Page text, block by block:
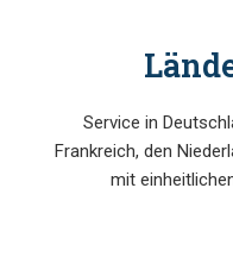
Service in
Frankreich, den
mit